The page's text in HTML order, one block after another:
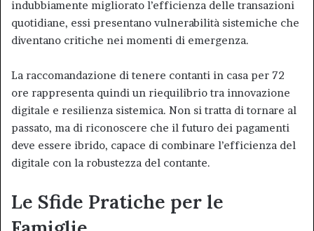
indubbiamente migliorato l’efficienza delle transazioni
quotidiane, essi presentano vulnerabilità sistemiche che
diventano critiche nei momenti di emergenza.
La raccomandazione di tenere contanti in casa per 72
ore rappresenta quindi un riequilibrio tra innovazione
digitale e resilienza sistemica. Non si tratta di tornare al
passato, ma di riconoscere che il futuro dei pagamenti
deve essere ibrido, capace di combinare l’efficienza del
digitale con la robustezza del contante.
Le Sfide Pratiche per le